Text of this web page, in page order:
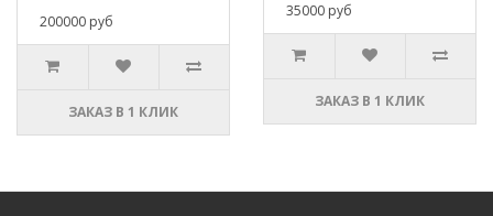
200000 руб
ЗАКАЗ В 1 КЛИК
35000 руб
ЗАКАЗ В 1 КЛИК